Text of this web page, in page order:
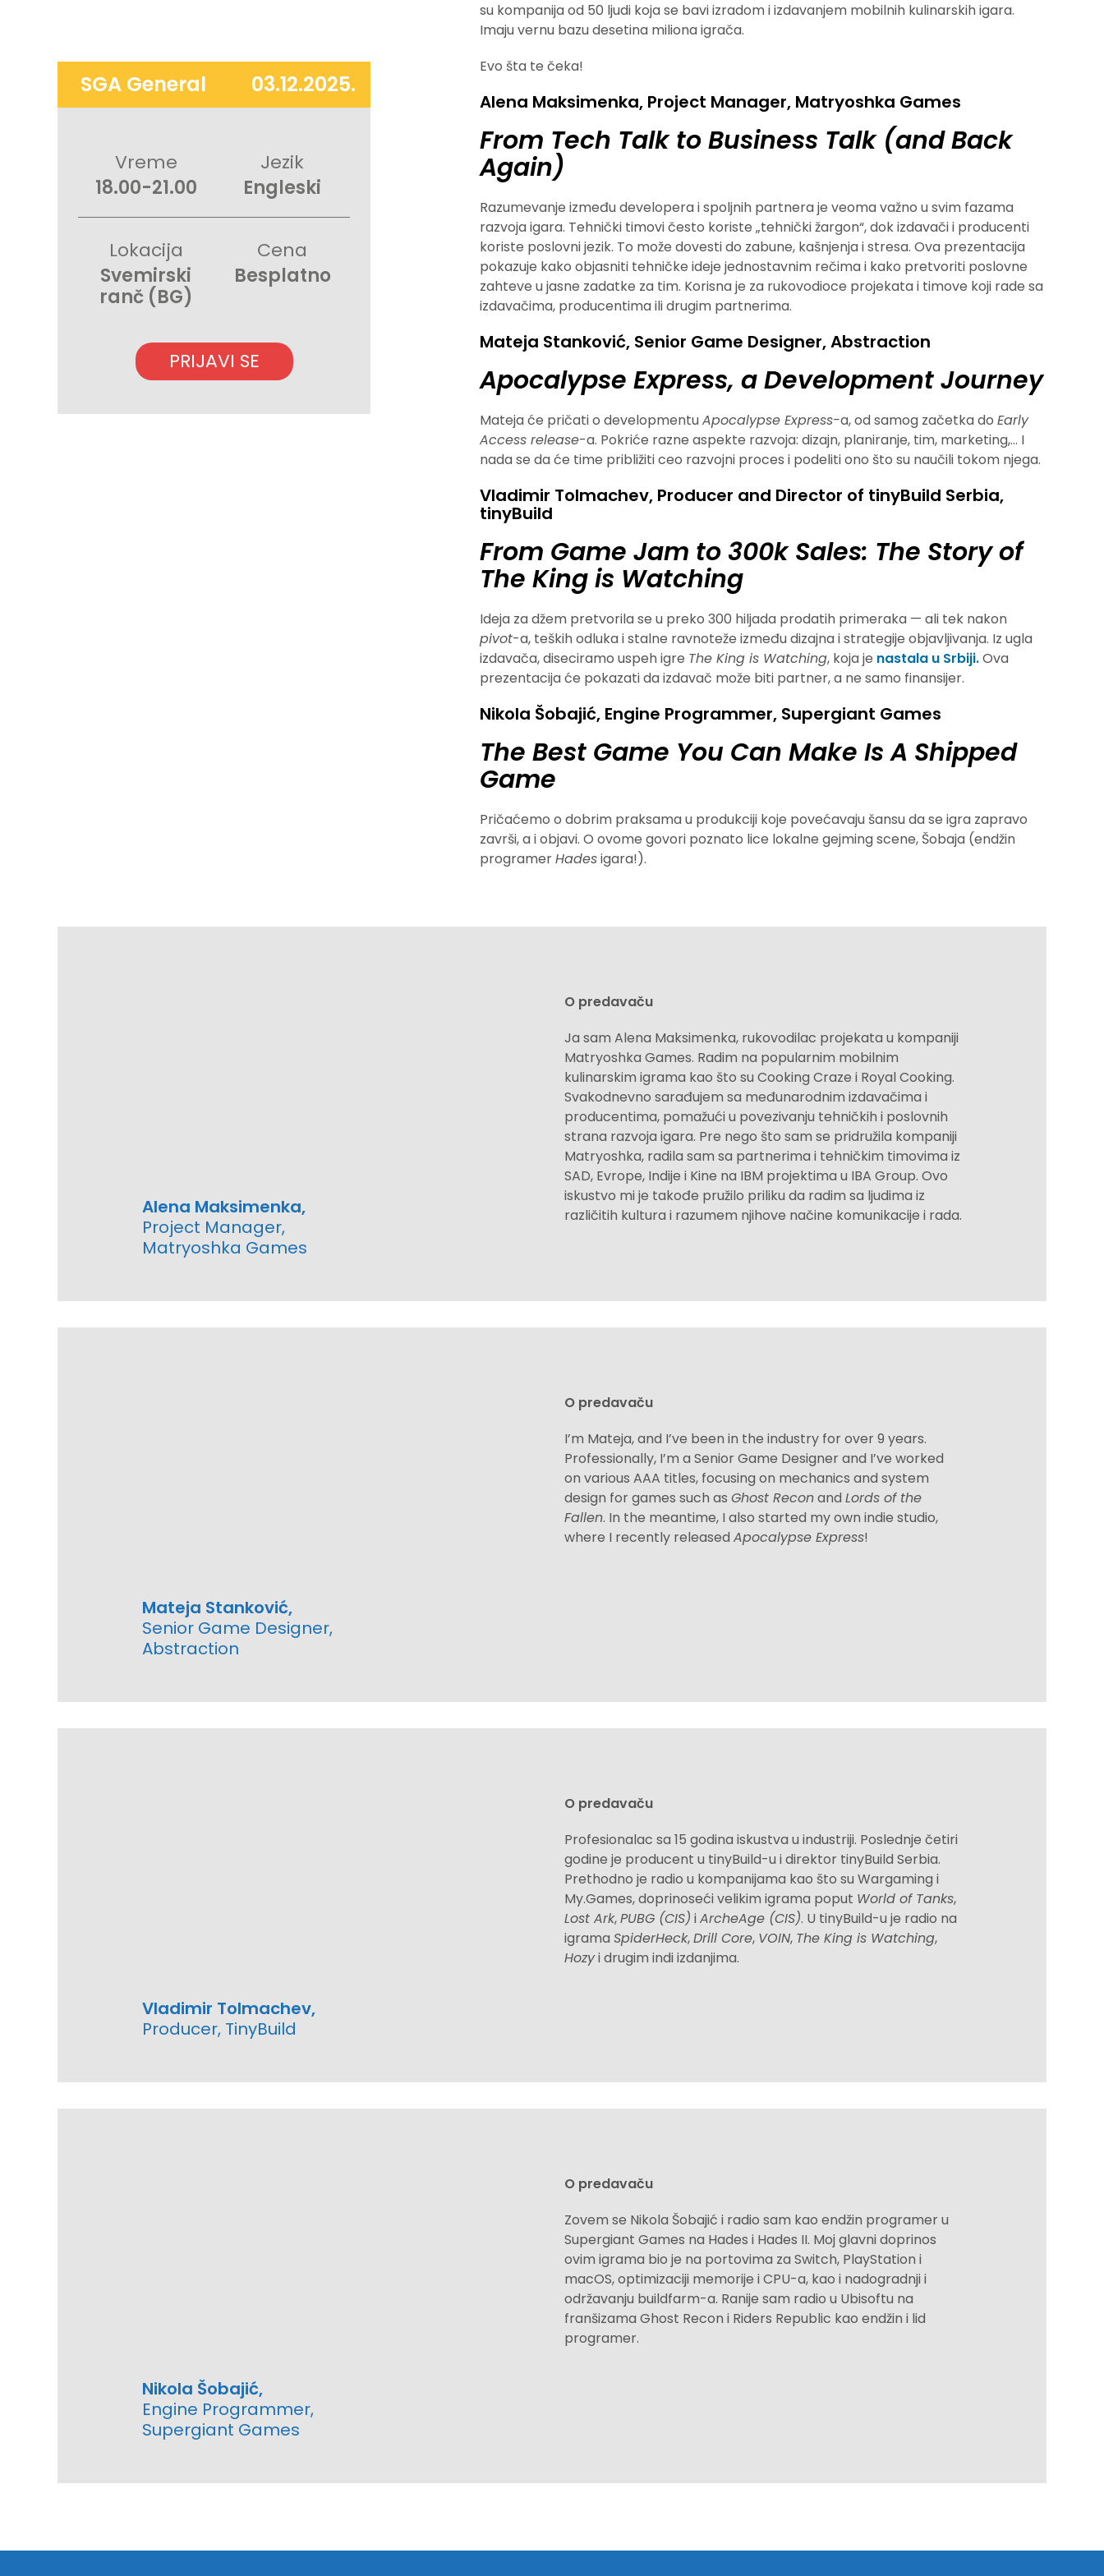
SGA General 03.12.2025.
Vreme
18.00-21.00
Jezik
Engleski
Lokacija
Svemirski
ranč (BG)
Cena
Besplatno
PRIJAVI SE
su kompanija od 50 ljudi koja se bavi izradom i izdavanjem mobilnih kulinarskih igara.
Imaju vernu bazu desetina miliona igrača.
Evo šta te čeka!
Alena Maksimenka, Project Manager, Matryoshka Games
From Tech Talk to Business Talk (and Back
Again)
Razumevanje između developera i spoljnih partnera je veoma važno u svim fazama
razvoja igara. Tehnički timovi često koriste „tehnički žargon“, dok izdavači i producenti
koriste poslovni jezik. To može dovesti do zabune, kašnjenja i stresa. Ova prezentacija
pokazuje kako objasniti tehničke ideje jednostavnim rečima i kako pretvoriti poslovne
zahteve u jasne zadatke za tim. Korisna je za rukovodioce projekata i timove koji rade sa
izdavačima, producentima ili drugim partnerima.
Mateja Stanković, Senior Game Designer, Abstraction
Apocalypse Express, a Development Journey
Mateja će pričati o developmentuApocalypse Express-a, od samog začetka doEarly
Access release-a. Pokriće razne aspekte razvoja: dizajn, planiranje, tim, marketing,… I
nada se da će time približiti ceo razvojni proces i podeliti ono što su naučili tokom njega.
Vladimir Tolmachev, Producer and Director of tinyBuild Serbia,
tinyBuild
From Game Jam to 300k Sales: The Story of
The King is Watching
Ideja za džem pretvorila se u preko 300 hiljada prodatih primeraka — ali tek nakon
pivot-a, teških odluka i stalne ravnoteže između dizajna i strategije objavljivanja. Iz ugla
izdavača, diseciramo uspeh igre The King is Watching, koja je nastala u Srbiji.Ova
prezentacija će pokazati da izdavač može biti partner, a ne samo finansijer.
Nikola Šobajić, Engine Programmer, Supergiant Games
The Best Game You Can Make Is A Shipped
Game
Pričaćemo o dobrim praksama u produkciji koje povećavaju šansu da se igra zapravo
završi, a i objavi. O ovome govori poznato lice lokalne gejming scene, Šobaja (endžin
programerHadesigara!).
Alena Maksimenka,
Project Manager,
Matryoshka Games
O predavaču
Ja sam Alena Maksimenka, rukovodilac projekata u kompaniji
Matryoshka Games. Radim na popularnim mobilnim
kulinarskim igrama kao što su Cooking Craze i Royal Cooking.
Svakodnevno sarađujem sa međunarodnim izdavačima i
producentima, pomažući u povezivanju tehničkih i poslovnih
strana razvoja igara. Pre nego što sam se pridružila kompaniji
Matryoshka, radila sam sa partnerima i tehničkim timovima iz
SAD, Evrope, Indije i Kine na IBM projektima u IBA Group. Ovo
iskustvo mi je takođe pružilo priliku da radim sa ljudima iz
različitih kultura i razumem njihove načine komunikacije i rada.
Mateja Stanković,
Senior Game Designer,
Abstraction
O predavaču
I’m Mateja, and I’ve been in the industry for over 9 years.
Professionally, I’m a Senior Game Designer and I’ve worked
on various AAA titles, focusing on mechanics and system
design for games such as Ghost Reconand Lords of the
Fallen. In the meantime, I also started my own indie studio,
where I recently released Apocalypse Express!
Vladimir Tolmachev,
Producer, TinyBuild
O predavaču
Profesionalac sa 15 godina iskustva u industriji. Poslednje četiri
godine je producent u tinyBuild-u i direktor tinyBuild Serbia.
Prethodno je radio u kompanijama kao što su Wargaming i
My.Games, doprinoseći velikim igrama poput World of Tanks,
Lost Ark,PUBG (CIS) i ArcheAge (CIS). U tinyBuild-u je radio na
igrama SpiderHeck,Drill Core, VOIN, The King is Watching,
Hozyi drugim indi izdanjima.
Nikola Šobajić,
Engine Programmer,
Supergiant Games
O predavaču
Zovem se Nikola Šobajić i radio sam kao endžin programer u
Supergiant Games na Hades i Hades II. Moj glavni doprinos
ovim igrama bio je na portovima za Switch, PlayStation i
macOS, optimizaciji memorije i CPU-a, kao i nadogradnji i
održavanju buildfarm-a. Ranije sam radio u Ubisoftu na
franšizama Ghost Recon i Riders Republic kao endžin i lid
programer.